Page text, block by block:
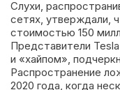
Слухи,
сетях, утверждали,
стоимостью 150
Представители
и «хайпом»,
Распространение
2020 года, когда